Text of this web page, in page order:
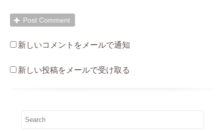
新しいコメントをメールで通知
新しい投稿をメールで受け取る